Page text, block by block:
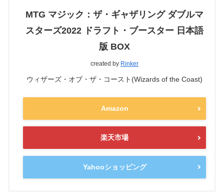
MTG マジック：ザ・ギャザリング ダブルマ
スターズ2022 ドラフト・ブースター 日本語
版 BOX
created by Rinker
ウィザーズ・オブ・ザ・コースト(Wizards of the Coast)
Amazon
楽天市場
Yahooショッピング